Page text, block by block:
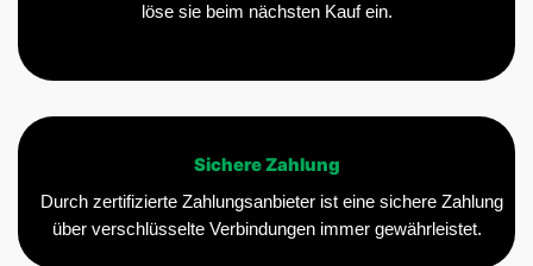
löse sie beim nächsten Kauf ein.
Sichere Zahlung
Durch zertifizierte Zahlungsanbieter ist eine sichere Zahlung
über verschlüsselte Verbindungen immer gewährleistet.